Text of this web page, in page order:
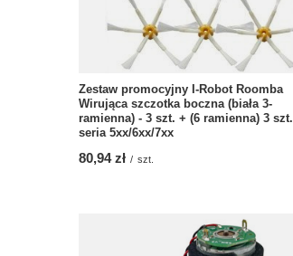
Zestaw promocyjny I-Robot Roomba
Wirująca szczotka boczna (biała 3-
ramienna) - 3 szt. + (6 ramienna) 3 szt.
seria 5xx/6xx/7xx
80,94 zł / szt.